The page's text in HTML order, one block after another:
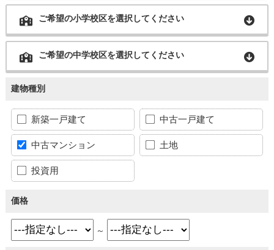
ご希望の小学校区を選択してください
ご希望の中学校区を選択してください
建物種別
新築一戸建て 中古一戸建て
中古マンション 土地
投資用
価格
～